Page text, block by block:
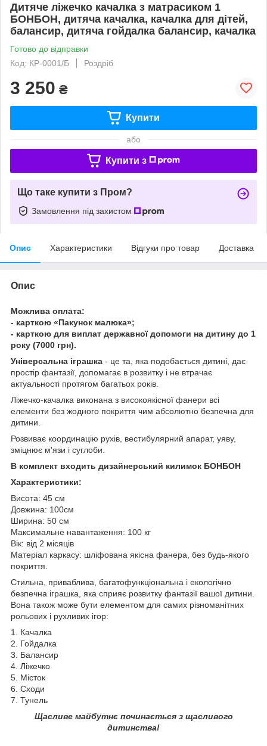
Дитяче ліжечко качалка з матрасиком 1
БОНБОН, дитяча качалка, качалка для дітей,
балансир, дитяча гойдалка балансир, качалка
Готово до відправки
Код: КР-0001/Б
Роздріб
3 250 ₴
Купити
або
Купити з
Що таке купити з Пром?
Замовлення під захистом
Опис Характеристики Відгуки про товар Доставка
Опис
Можлива оплата:
- карткою «Пакунок малюка»;
- карткою для виплат державної допомоги на дитину до 1
року (7000 грн).
Універсальна іграшка - це та, яка подобається дитині, дає
простір фантазії, допомагає в розвитку і не втрачає
актуальності протягом багатьох років.
Ліжечко-качалка виконана з високоякісної фанери всі
елементи без жодного покриття чим абсолютно безпечна для
дитини.
Розвиває координацію рухів, вестибулярний апарат, уяву,
зміцнює м'язи і суглоби.
В комплект входить дизайнерський килимок БОНБОН
Характеристики:
Висота: 45 см
Довжина: 100см
Ширина: 50 см
Максимальне навантаження: 100 кг
Вік: від 2 місяців
Матеріал каркасу: шліфована якісна фанера, без будь-якого
покриття.
Стильна, приваблива, багатофункціональна і екологічно
безпечна іграшка, яка сприяє розвитку фантазії вашої дитини.
Вона також може бути елементом для самих різноманітних
рольових і рухливих ігор:
1. Качалка
2. Гойдалка
3. Балансир
4. Ліжечко
5. Місток
6. Сходи
7. Тунель
Щасливе майбутнє починається з щасливого
дитинства!